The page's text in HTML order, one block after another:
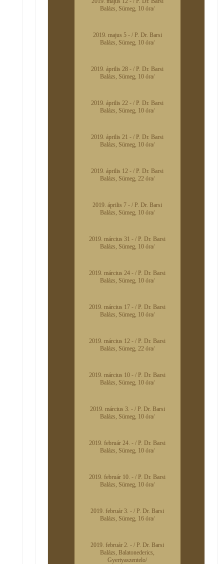
Balázs, Sümeg, 10 óra/
2019. majus 5 - / P. Dr. Barsi
Balázs, Sümeg, 10 óra/
2019. április 28 - / P. Dr. Barsi
Balázs, Sümeg, 10 óra/
2019. április 22 - / P. Dr. Barsi
Balázs, Sümeg, 10 óra/
2019. április 21 - / P. Dr. Barsi
Balázs, Sümeg, 10 óra/
2019. április 12 - / P. Dr. Barsi
Balázs, Sümeg, 22 óra/
2019. április 7 - / P. Dr. Barsi
Balázs, Sümeg, 10 óra/
2019. március 31 - / P. Dr. Barsi
Balázs, Sümeg, 10 óra/
2019. március 24 - / P. Dr. Barsi
Balázs, Sümeg, 10 óra/
2019. március 17 - / P. Dr. Barsi
Balázs, Sümeg, 10 óra/
2019. március 12 - / P. Dr. Barsi
Balázs, Sümeg, 22 óra/
2019. március 10 - / P. Dr. Barsi
Balázs, Sümeg, 10 óra/
2019. március 3. - / P. Dr. Barsi
Balázs, Sümeg, 10 óra/
2019. február 24. - / P. Dr. Barsi
Balázs, Sümeg, 10 óra/
2019. február 10. - / P. Dr. Barsi
Balázs, Sümeg, 10 óra/
2019. február 3. - / P. Dr. Barsi
Balázs, Sümeg, 16 óra/
2019. február 2. - / P. Dr. Barsi
Balázs, Balatonederics,
Gyertyaszentelo/